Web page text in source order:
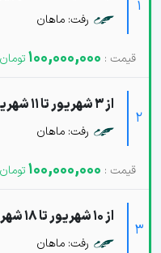
1
رفت: ماهان
100,000,000
2
از 3 شهریور تا 11 شهریور
رفت: ماهان
100,000,000
3
از 10 شهریور تا 18 شهریور
رفت: ماهان